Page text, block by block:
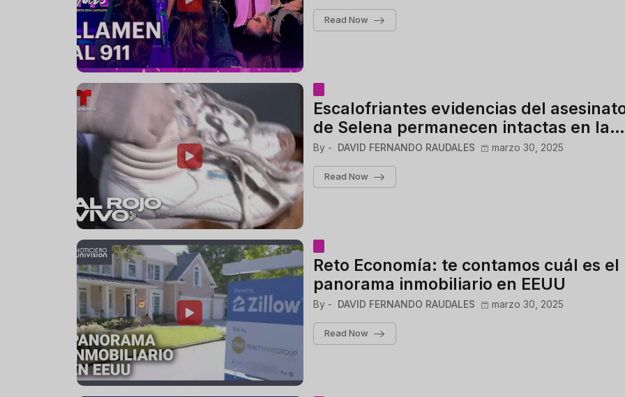
Read Now
Escalofriantes evidencias del
de Selena permanecen intactas en la
mente del público
By - DAVID FERNANDO RAUDALES marzo 30, 2025
Read Now
Reto Economía: te contamos cuál es el
panorama inmobiliario en EEUU
By - DAVID FERNANDO RAUDALES marzo 30, 2025
Read Now